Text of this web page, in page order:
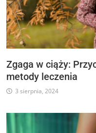
Zgaga w ciąży:
metody leczenia
3 sierpnia, 2024